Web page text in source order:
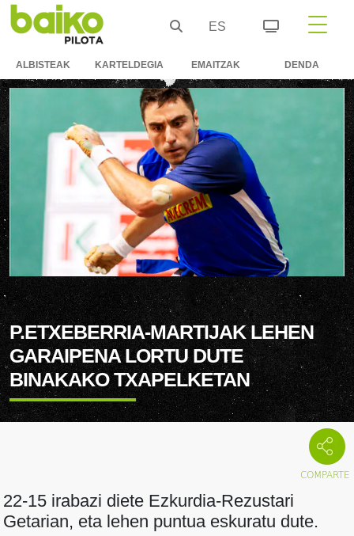
ES
ALBISTEAK KARTELDEGIA EMAITZAK DENDA
P.ETXEBERRIA-MARTIJAK LEHEN
GARAIPENA LORTU DUTE
BINAKAKO TXAPELKETAN
22-15 irabazi diete Ezkurdia-Rezustari
Getarian, eta lehen puntua eskuratu dute.